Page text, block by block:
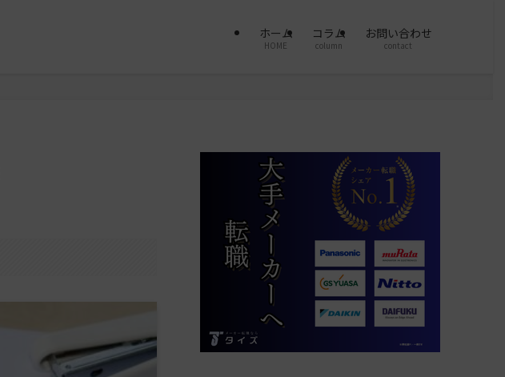
ホーム
HOME
コラム
column
お問い合わせ
contact